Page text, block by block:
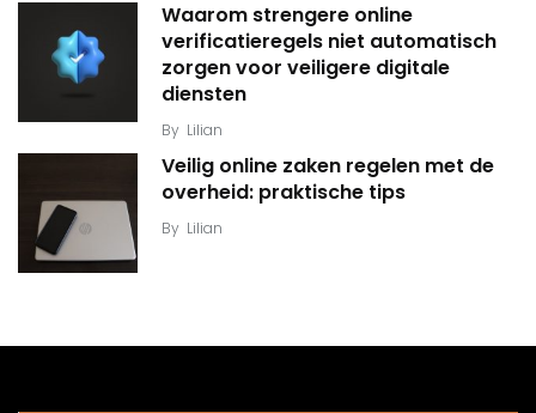
Waarom strengere online
verificatieregels niet automatisch
zorgen voor veiligere digitale
diensten
By Lilian
Veilig online zaken regelen met de
overheid: praktische tips
By Lilian